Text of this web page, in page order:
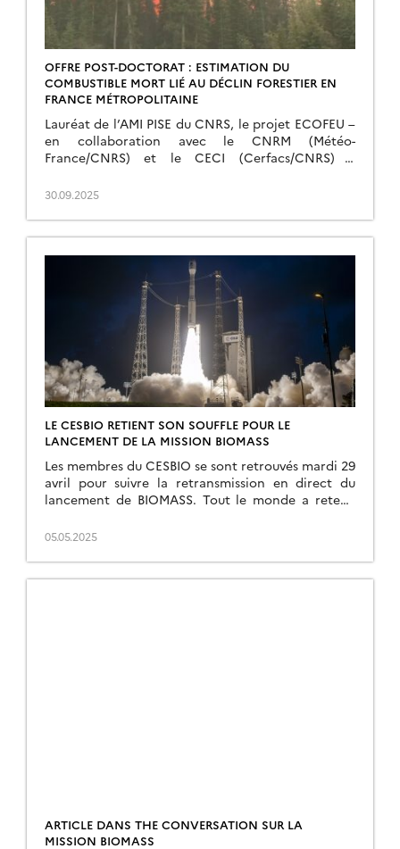
OFFRE POST-DOCTORAT : ESTIMATION DU
COMBUSTIBLE MORT LIÉ AU DÉCLIN FORESTIER EN
FRANCE MÉTROPOLITAINE
Lauréat de l’AMI PISE du CNRS, le projet ECOFEU –
en collaboration avec le CNRM (Météo-
France/CNRS) et le CECI (Cerfacs/CNRS) –
France, amplifié par le changement climatique et
télédétection spatiale et modélisation, il vise à
mieux comprendre l’évolution des combustibles […]
30.09.2025
LE CESBIO RETIENT SON SOUFFLE POUR LE
LANCEMENT DE LA MISSION BIOMASS
Les membres du CESBIO se sont retrouvés mardi 29
avril pour suivre la retransmission en direct du
lancement de BIOMASS. Tout le monde a retenu
décollage. Heureusement tout s’est passé de façon
Maintenant démarre la phase de […]
05.05.2025
ARTICLE DANS THE CONVERSATION SUR LA
MISSION BIOMASS